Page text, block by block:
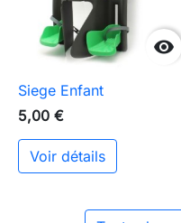

Siege Enfant
5,00 €
Voir détails